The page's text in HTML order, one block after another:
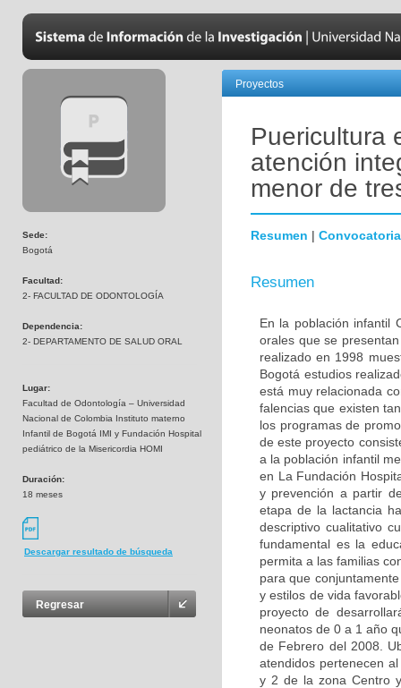
Sede:
Bogotá
Facultad:
2- FACULTAD DE ODONTOLOGÍA
Dependencia:
2- DEPARTAMENTO DE SALUD ORAL
Lugar:
Facultad de Odontología – Universidad
Nacional de Colombia Instituto materno
Infantil de Bogotá IMI y Fundación Hospital
pediátrico de la Misericordia HOMI
Duración:
18 meses
Descargar resultado de búsqueda
Regresar
Proyectos
Puericultura
atención
menor de
Resumen | Convocatoria
Resumen
En la población infantil
orales que se
realizado en 1998
Bogotá estudios
está muy relacionada
falencias que existen
los programas de
de este proyecto
a la población infantil
en La Fundación
y prevención a partir
etapa de la lactancia
descriptivo cualitativo
fundamental es la
permita a las familias
para que
y estilos de vida
proyecto de
neonatos de 0 a 1 año
de Febrero del 2008.
atendidos pertenecen
y 2 de la zona Centro